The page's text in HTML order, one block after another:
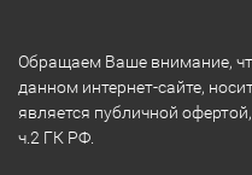
Обращаем Ваше внимание,
данном интернет-сайте,
является публичной
ч.2 ГК РФ.